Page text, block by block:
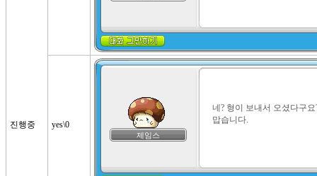
진행중 yes\0
제임스
네? 형이 보내서 오셨다구
맙습니다.